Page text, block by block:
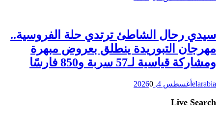
سيدي رحال الشاطئ ترتدي حلة الفروسية..
مهرجان التبوريدة ينطلق بعروض مبهرة
ومشاركة قياسية لـ57 سربة و850 فارسًا
elarabia أغسطس 4, 2026 0
Live Search